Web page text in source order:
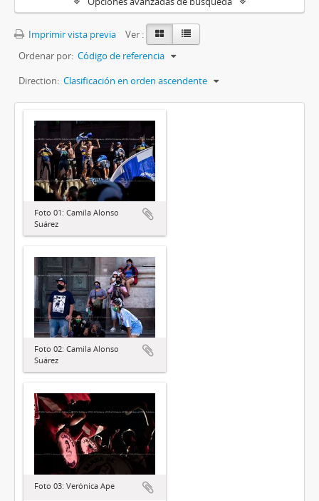
Imprimir vista previa
Ver :
Ordenar por: Código de referencia
Direction: Clasificación en orden ascendente
Foto 01: Camila Alonso
Suárez
Foto 02: Camila Alonso
Suárez
Foto 03: Verónica Ape